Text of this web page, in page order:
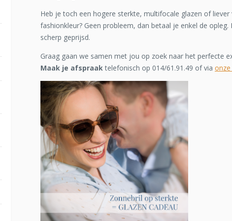
Heb je toch een hogere sterkte, multifocale glazen of
fashionkleur? Geen probleem, dan betaal je enkel de
scherp geprijsd.
Graag gaan we samen met jou op zoek naar het perfecte
Maak je afspraak telefonisch op 014/61.91.49 of via